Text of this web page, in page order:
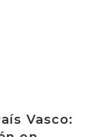
Vasco: